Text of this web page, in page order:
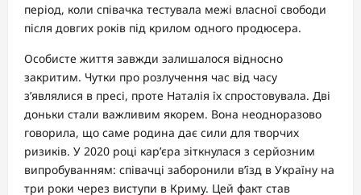
період, коли співачка тестувала межі власної свободи
після довгих років під крилом одного продюсера.
Особисте життя завжди залишалося відносно
закритим. Чутки про розлучення час від часу
з’являлися в пресі, проте Наталія їх спростовувала. Дві
доньки стали важливим якорем. Вона неодноразово
говорила, що саме родина дає сили для творчих
ризиків. У 2020 році кар’єра зіткнулася з серйозним
випробуванням: співачці заборонили в’їзд в Україну на
три роки через виступи в Криму. Цей факт став